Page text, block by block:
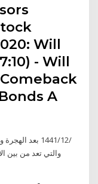
Will
- Will
A